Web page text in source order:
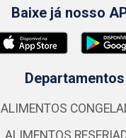
Baixe já nosso
Departamentos
ALIMENTOS
ALIMENTOS